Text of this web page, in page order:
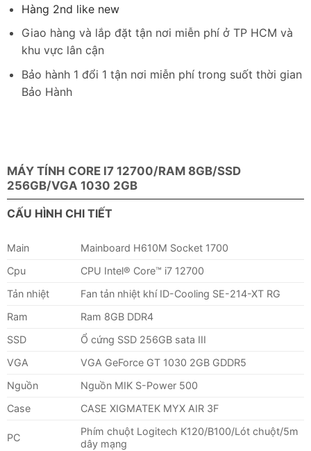
Hàng 2nd like new
Giao hàng và lắp đặt tận nơi miễn phí ở TP HCM và
khu vực lân cận
Bảo hành 1 đổi 1 tận nơi miễn phí trong suốt thời gian
Bảo Hành
MÁY TÍNH CORE I7 12700/RAM 8GB/SSD
256GB/VGA 1030 2GB
CẤU HÌNH CHI TIẾT
Main
Mainboard H610M Socket 1700
Cpu
CPU Intel® Core™ i7 12700
Tản nhiệt
Fan tản nhiệt khí ID-Cooling SE-214-XT RG
Ram
Ram 8GB DDR4
SSD
Ổ cứng SSD 256GB sata III
VGA
VGA GeForce GT 1030 2GB GDDR5
Nguồn
Nguồn MIK S-Power 500
Case
CASE XIGMATEK MYX AIR 3F
PC
Phím chuột Logitech K120/B100/Lót chuột/5m
dây mạng